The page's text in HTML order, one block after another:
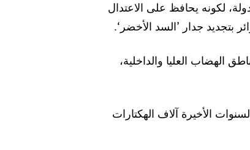
لكونه يحافظ على الاعتدال
بتجديد جدار ’السد الأخضر‘.
العليا والداخلية،
الأخيرة آلاف الهكتارات